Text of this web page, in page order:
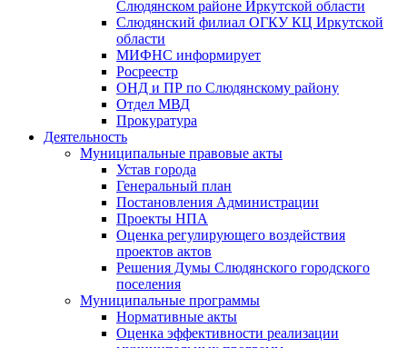
Слюдянском районе Иркутской области
Слюдянский филиал ОГКУ КЦ Иркутской
области
МИФНС информирует
Росреестр
ОНД и ПР по Слюдянскому району
Отдел МВД
Прокуратура
Деятельность
Муниципальные правовые акты
Устав города
Генеральный план
Постановления Администрации
Проекты НПА
Оценка регулирующего воздействия
проектов актов
Решения Думы Слюдянского городского
поселения
Муниципальные программы
Нормативные акты
Оценка эффективности реализации